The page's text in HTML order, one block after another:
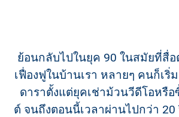
ย้อนกลับไปในยุค 90 ในสมัยที่สื่อ
เฟื่องฟูในบ้านเรา หลายๆ คนก็เริ่
ดาราตั้งแต่ยุคเช่าม้วนวีดีโอหรือ
ต์ จนถึงตอนนี้เวลาผ่านไปกว่า